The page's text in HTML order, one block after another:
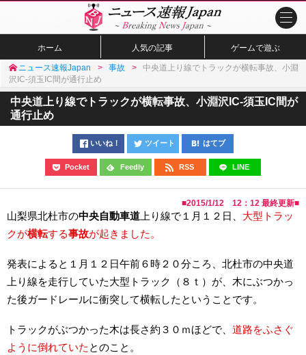
ホーム 人気の記事 ゲームで遊ぶ
ニュース速報Japan 事故
中央道上り線でトラックが横転事故、小淵
沢IC-須玉IC間が通行止め
中央道上り線でトラックが横転事故、小淵沢IC-須玉IC間が
通行止め
いいね！ ツイート はてブ
Pocket Feedly RSS LINE
■2015/1/12 12：12 最終更新■
山梨県北杜市の中央自動車道 上り線で１月１２日、 大型トラッ
クが横転する事故が起きました。
発表によると１月１２日午前６時２０分ころ、北杜市の中央道
上り線を走行していた大型トラック（８ｔ）が、木にぶつかっ
た後ガードレールに衝突して横転したということです。
トラックがぶつかった木は長さ約３０ｍほどで、 道路をふさぐ
ように倒れていた とのこと。